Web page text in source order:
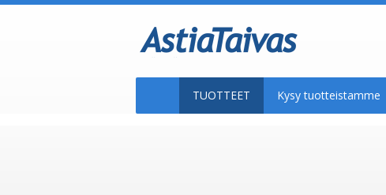
TUOTTEET Kysy tuotteistamme